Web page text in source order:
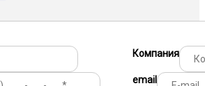
Компания
email